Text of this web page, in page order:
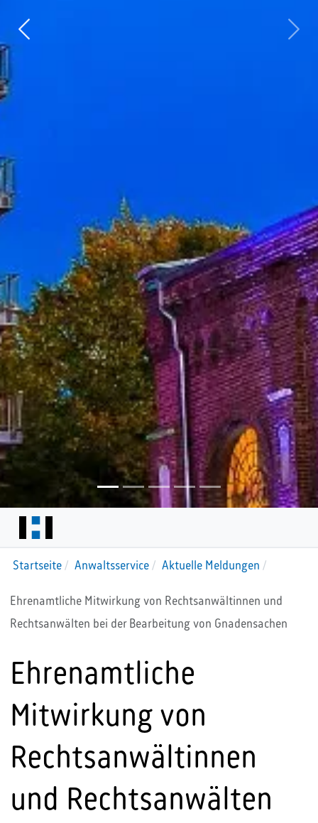
Zurück
Startseite Anwaltsservice Aktuelle Meldungen
Ehrenamtliche Mitwirkung von Rechtsanwältinnen und
Rechtsanwälten bei der Bearbeitung von Gnadensachen
Ehrenamtliche
Mitwirkung von
Rechtsanwältinnen
und Rechtsanwälten